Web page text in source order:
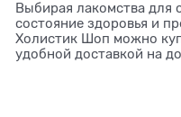
Выбирая лакомства для
состояние здоровья и
Холистик Шоп можно
удобной доставкой на